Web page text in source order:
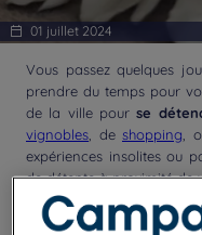
Vous passez quelques
prendre du temps pour
de la ville pour se
vignobles , de shopping ,
expériences insolites ou
de détente à proximité de
01 juillet 2024